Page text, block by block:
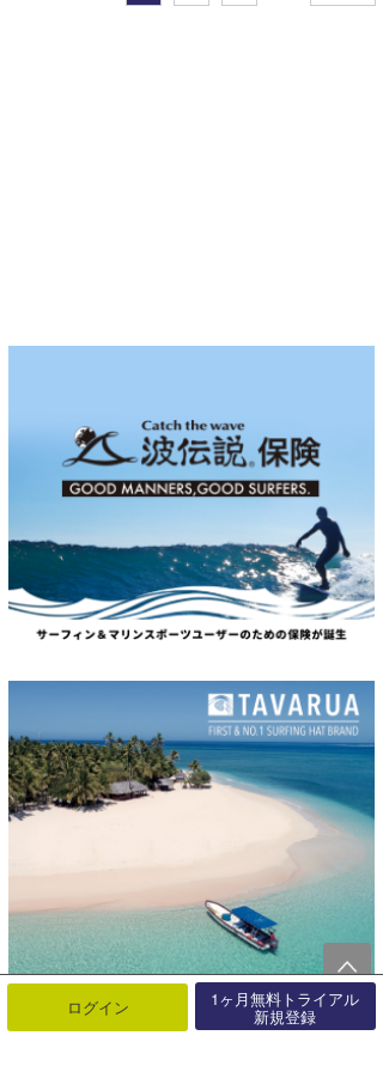
ログイン 1ヶ月無料トライアル
新規登録